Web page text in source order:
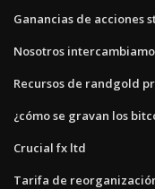
Ganancias de acciones
Nosotros
Recursos de randgold
¿cómo se gravan los
Crucial fx ltd
Tarifa de